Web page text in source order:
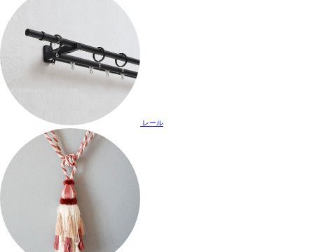
レール